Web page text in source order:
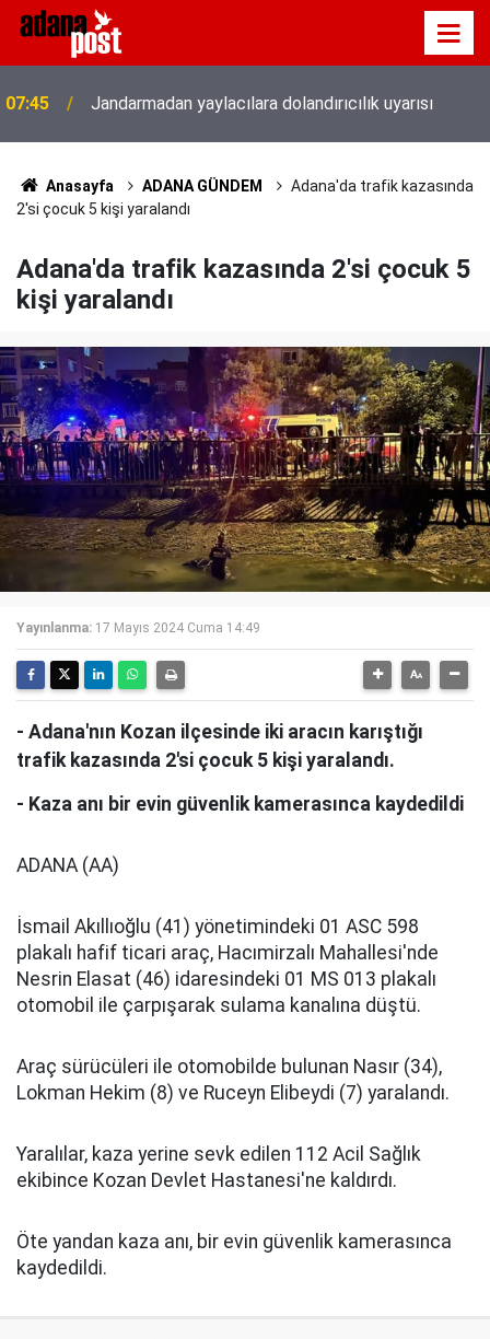
07:45 Jandarmadan yaylacılara dolandırıcılık uyarısı
Anasayfa ADANA GÜNDEM
Adana'da trafik kazasında
2'si çocuk 5 kişi yaralandı
Adana'da trafik kazasında 2'si çocuk 5
kişi yaralandı
Yayınlanma: 17 Mayıs 2024 Cuma 14:49
- Adana'nın Kozan ilçesinde iki aracın karıştığı
trafik kazasında 2'si çocuk 5 kişi yaralandı.
- Kaza anı bir evin güvenlik kamerasınca kaydedildi
ADANA (AA)
İsmail Akıllıoğlu (41) yönetimindeki 01 ASC 598
plakalı hafif ticari araç, Hacımirzalı Mahallesi'nde
Nesrin Elasat (46) idaresindeki 01 MS 013 plakalı
otomobil ile çarpışarak sulama kanalına düştü.
Araç sürücüleri ile otomobilde bulunan Nasır (34),
Lokman Hekim (8) ve Ruceyn Elibeydi (7) yaralandı.
Yaralılar, kaza yerine sevk edilen 112 Acil Sağlık
ekibince Kozan Devlet Hastanesi'ne kaldırdı.
Öte yandan kaza anı, bir evin güvenlik kamerasınca
kaydedildi.